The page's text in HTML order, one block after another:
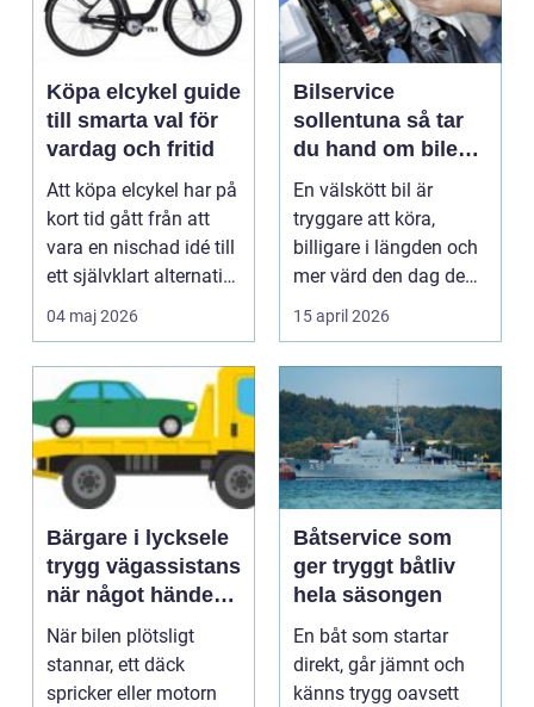
Köpa elcykel guide
till smarta val för
vardag och fritid
Att köpa elcykel har på
kort tid gått från att
vara en nischad idé till
ett självklart alternativ
fö...
04 maj 2026
Bilservice
sollentuna så tar
du hand om bilen
på rätt sätt
En välskött bil är
tryggare att köra,
billigare i längden och
mer värd den dag den
ska säljas. Många...
15 april 2026
Bärgare i lycksele
trygg vägassistans
när något händer
på vägen
När bilen plötsligt
stannar, ett däck
spricker eller motorn
Båtservice som
ger tryggt båtliv
hela säsongen
En båt som startar
direkt, går jämnt och
känns trygg oavsett